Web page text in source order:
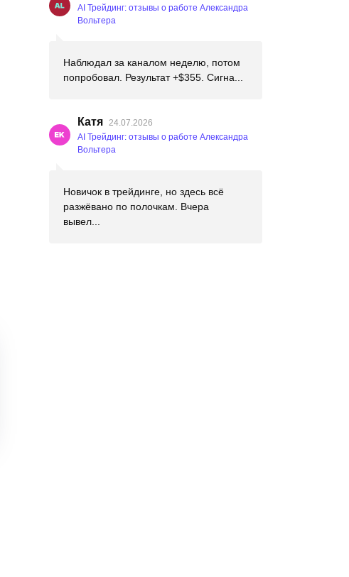
AI Трейдинг: отзывы о работе Александра
Вольтера
Наблюдал за каналом неделю, потом
попробовал. Результат +$355. Сигна...
Катя 24.07.2026
AI Трейдинг: отзывы о работе Александра
Вольтера
Новичок в трейдинге, но здесь всё
разжёвано по полочкам. Вчера
вывел...